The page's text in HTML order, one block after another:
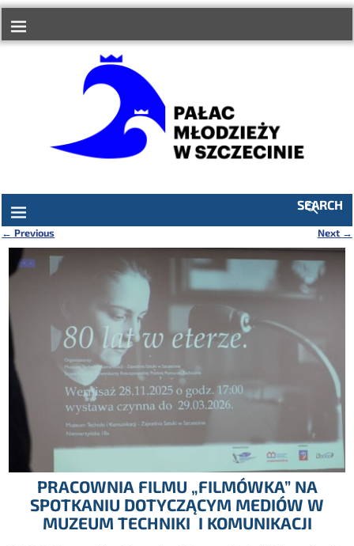
treści
SEARCH
Nawigacja
← Previous Next →
PRACOWNIA FILMU „FILMÓWKA” NA
SPOTKANIU DOTYCZĄCYM MEDIÓW W
MUZEUM TECHNIKI I KOMUNIKACJI